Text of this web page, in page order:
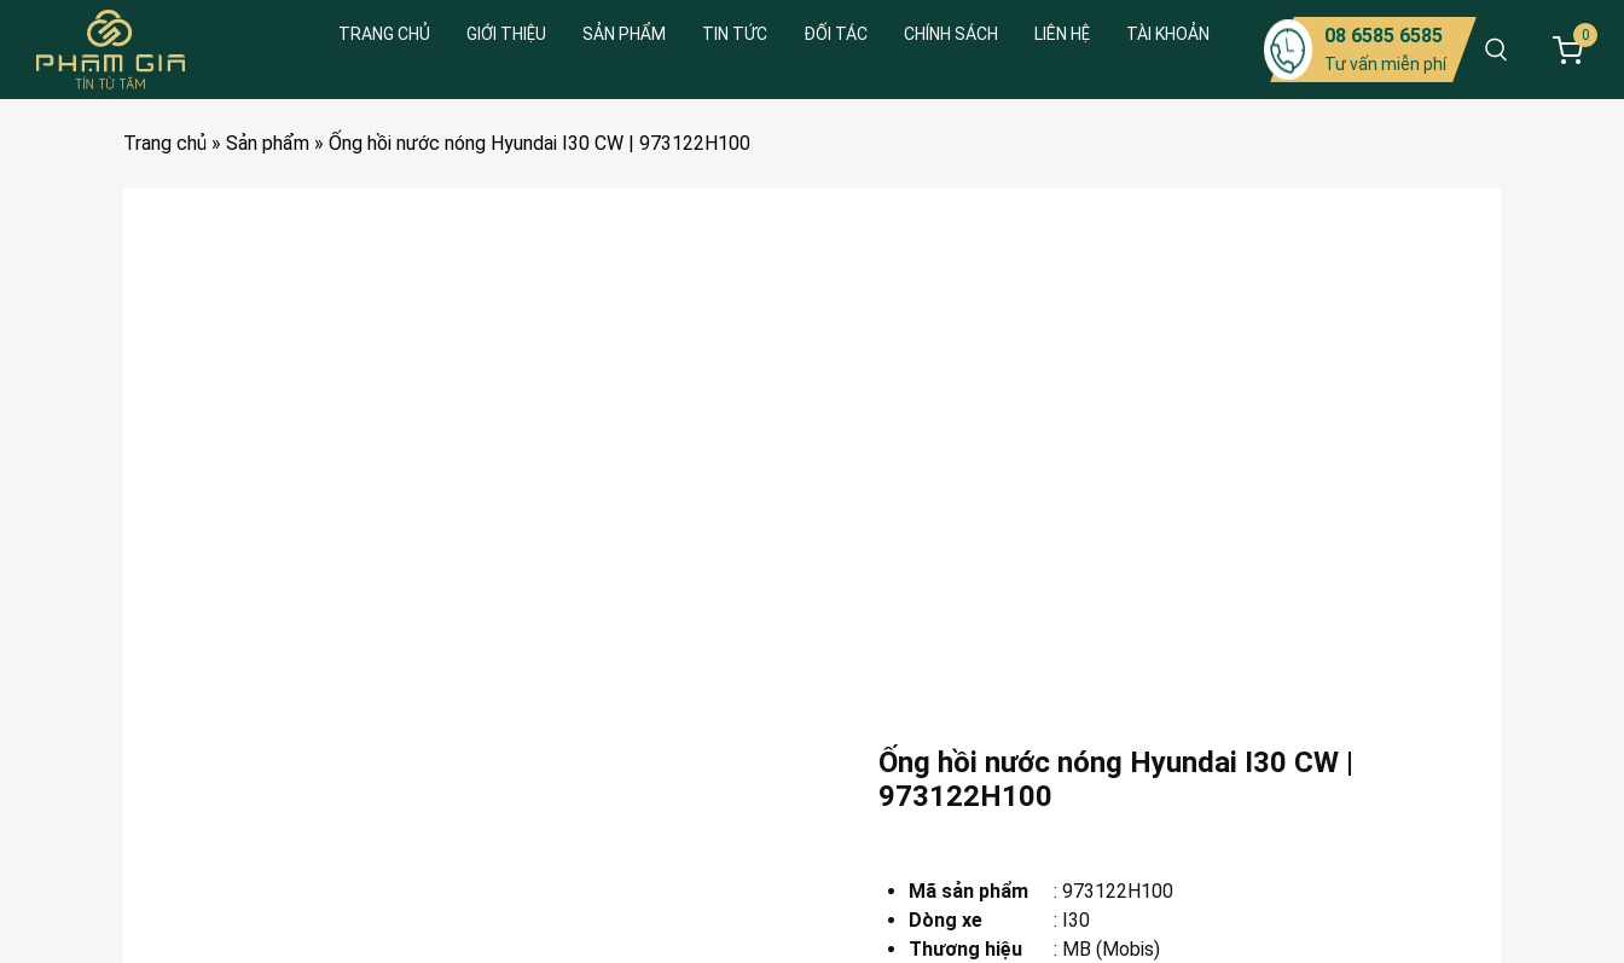
TRANG CHỦ GIỚI THIỆU SẢN PHẨM TIN TỨC ĐỐI TÁC CHÍNH SÁCH LIÊN HỆ TÀI KHOẢN 08 6585 6585
Tư vấn miễn phí
0
Trang chủ » Sản phẩm » Ống hồi nước nóng Hyundai I30 CW | 973122H100
Ống hồi nước nóng Hyundai I30 CW |
973122H100
Mã sản phẩm : 973122H100
Dòng xe
: I30
Thương hiệu
: MB (Mobis)